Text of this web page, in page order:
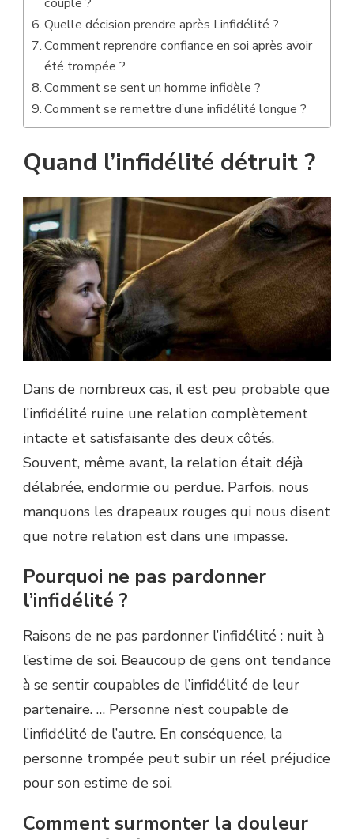
Quelle décision prendre après Linfidélité ?
Comment reprendre confiance en soi après avoir
été trompée ?
Comment se sent un homme infidèle ?
Comment se remettre d’une infidélité longue ?
Quand l’infidélité détruit ?
Dans de nombreux cas, il est peu probable que
l’infidélité ruine une relation complètement
intacte et satisfaisante des deux côtés.
Souvent, même avant, la relation était déjà
délabrée, endormie ou perdue. Parfois, nous
manquons les drapeaux rouges qui nous disent
que notre relation est dans une impasse.
Pourquoi ne pas pardonner
l’infidélité ?
Raisons de ne pas pardonner l’infidélité : nuit à
l’estime de soi. Beaucoup de gens ont tendance
à se sentir coupables de l’infidélité de leur
partenaire. … Personne n’est coupable de
l’infidélité de l’autre. En conséquence, la
personne trompée peut subir un réel préjudice
pour son estime de soi.
Comment surmonter la douleur